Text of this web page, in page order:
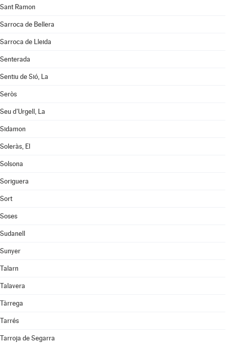
Sant Ramon
Sarroca de Bellera
Sarroca de Lleida
Senterada
Sentiu de Sió, La
Seròs
Seu d'Urgell, La
Sidamon
Soleràs, El
Solsona
Soriguera
Sort
Soses
Sudanell
Sunyer
Talarn
Talavera
Tàrrega
Tarrés
Tarroja de Segarra